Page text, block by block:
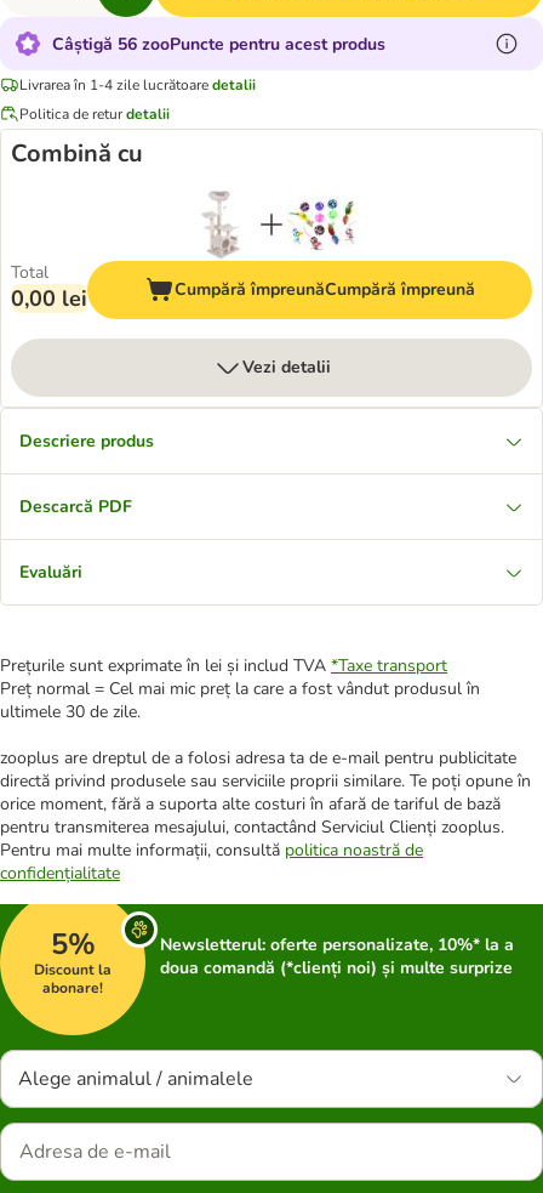
Câștigă 56 zooPuncte pentru acest produs
Livrarea în 1-4 zile lucrătoaredetalii
Politica de returdetalii
Combină cu
Total
0,00 lei Cumpără împreunăCumpără împreună
Vezi detalii
Descriere produs
Descarcă PDF
Evaluări
Prețurile sunt exprimate în lei și includ TVA *Taxe transport
Preț normal = Cel mai mic preț la care a fost vândut produsul în
ultimele 30 de zile.
zooplus are dreptul de a folosi adresa ta de e-mail pentru publicitate
directă privind produsele sau serviciile proprii similare. Te poți opune în
orice moment, fără a suporta alte costuri în afară de tariful de bază
pentru transmiterea mesajului, contactând Serviciul Clienți zooplus.
Pentru mai multe informații, consultă politica noastră de
confidențialitate
5%
Discount la
abonare!
Newsletterul: oferte personalizate, 10%* la a
doua comandă (*clienți noi) și multe surprize
Alege animalul / animalele